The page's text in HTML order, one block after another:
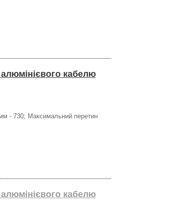
алюмінієвого кабелю
- 730; Максимальний перетин
алюмінієвого кабелю